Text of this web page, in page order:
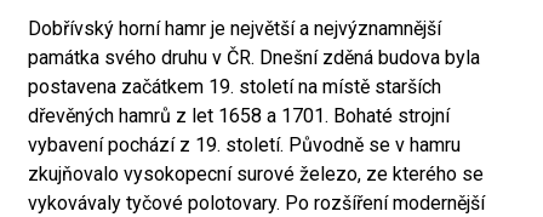
Dobřívský horní hamr je největší a nejvýznamnější
památka svého druhu v ČR. Dnešní zděná budova byla
postavena začátkem 19. století na místě starších
dřevěných hamrů z let 1658 a 1701. Bohaté strojní
vybavení pochází z 19. století. Původně se v hamru
zkujňovalo vysokopecní surové železo, ze kterého se
vykovávaly tyčové polotovary. Po rozšíření modernější